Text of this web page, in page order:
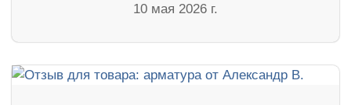
10 мая 2026 г.